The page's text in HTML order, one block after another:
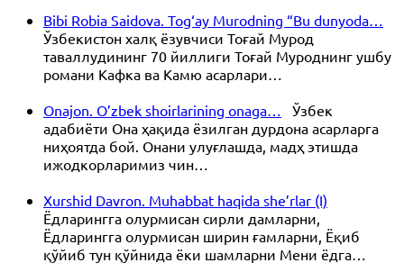
Bibi Robia Saidova. Tog‘ay Murodning “Bu dunyoda…
Ўзбекистон халқ ёзувчиси Тоғай Мурод
таваллудининг 70 йиллиги Тоғай Муроднинг ушбу
романи Кафка ва Камю асарлари…
Onajon. O’zbek shoirlarining onaga…
Ўзбек
адабиёти Она ҳақида ёзилган дурдона асарларга
ниҳоятда бой. Онани улуғлашда, мадҳ этишда
ижодкорларимиз чин…
Xurshid Davron. Muhabbat haqida she’rlar (I)
Ёдларингга олурмисан сирли дамларни,
Ёдларингга олурмисан ширин ғамларни, Ёқиб
қўйиб тун қўйнида ёки шамларни Мени ёдга…